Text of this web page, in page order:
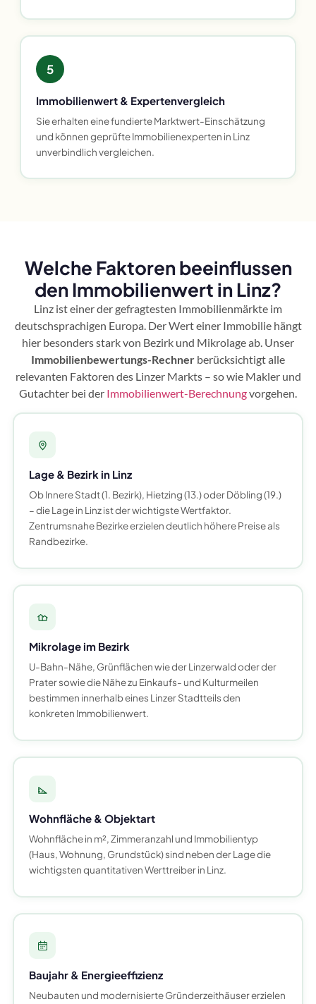
5
Immobilienwert & Expertenvergleich
Sie erhalten eine fundierte Marktwert-Einschätzung
und können geprüfte Immobilienexperten in Linz
unverbindlich vergleichen.
Welche Faktoren beeinflussen
den Immobilienwert in Linz?
Linz ist einer der gefragtesten Immobilienmärkte im
deutschsprachigen Europa. Der Wert einer Immobilie hängt
hier besonders stark von Bezirk und Mikrolage ab. Unser
Immobilienbewertungs-Rechner berücksichtigt alle
relevanten Faktoren des Linzer Markts – so wie Makler und
Gutachter bei der Immobilienwert-Berechnungvorgehen.
Lage & Bezirk in Linz
Ob Innere Stadt (1. Bezirk), Hietzing (13.) oder Döbling (19.)
– die Lage in Linz ist der wichtigste Wertfaktor.
Zentrumsnahe Bezirke erzielen deutlich höhere Preise als
Randbezirke.
Mikrolage im Bezirk
U-Bahn-Nähe, Grünflächen wie der Linzerwald oder der
Prater sowie die Nähe zu Einkaufs- und Kulturmeilen
bestimmen innerhalb eines Linzer Stadtteils den
konkreten Immobilienwert.
Wohnfläche & Objektart
Wohnfläche in m², Zimmeranzahl und Immobilientyp
(Haus, Wohnung, Grundstück) sind neben der Lage die
wichtigsten quantitativen Werttreiber in Linz.
Baujahr & Energieeffizienz
Neubauten und modernisierte Gründerzeithäuser erzielen